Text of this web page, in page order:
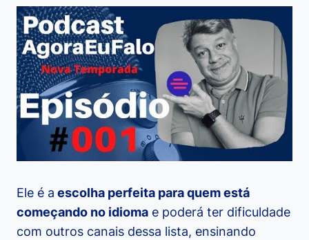
Ele é a escolha perfeita para quem está
começando no idioma e poderá ter dificuldade
com outros canais dessa lista, ensinando